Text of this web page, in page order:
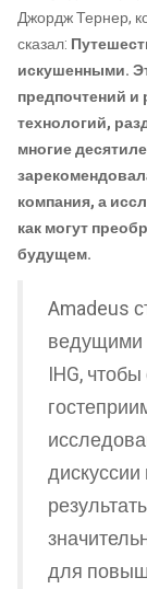
Джордж Тернер,
сказал:
искушенными.
предпочтений и
технологий,
многие
компания, а
как могут
будущем.
Amadeus
ведущими
IHG,
дискуссии
для